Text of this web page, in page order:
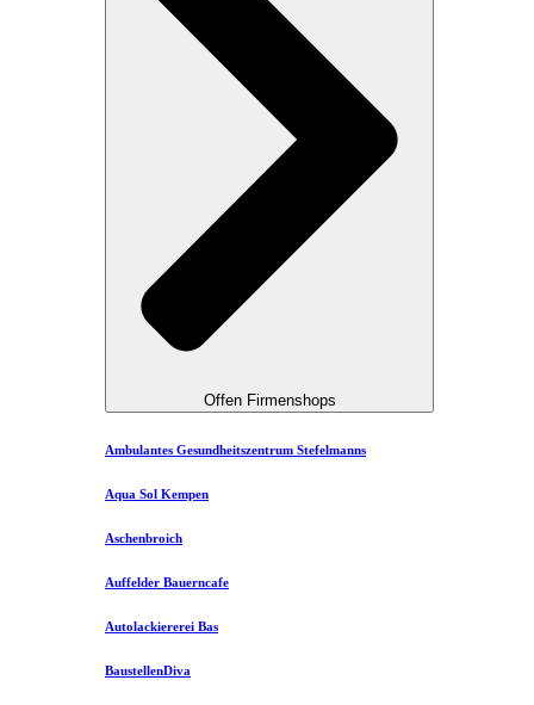
Offen Firmenshops
Ambulantes Gesundheitszentrum Stefelmanns
Aqua Sol Kempen
Aschenbroich
Auffelder Bauerncafe
Autolackiererei Bas
BaustellenDiva